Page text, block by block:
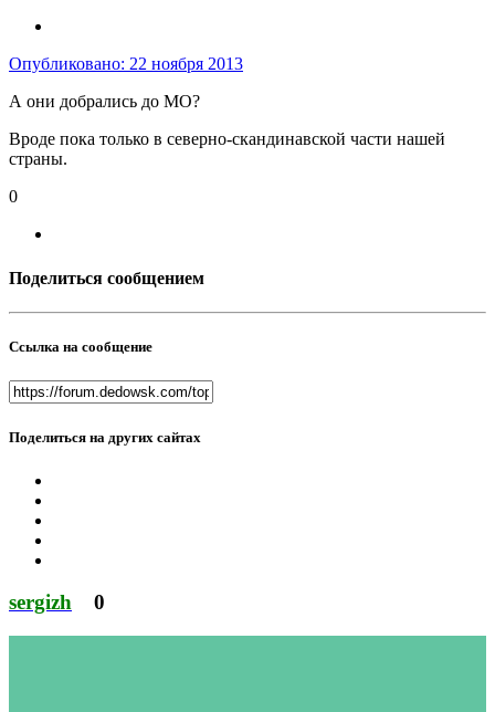
Опубликовано: 22 ноября 2013
А они добрались до МО?
Вроде пока только в северно-скандинавской части нашей
страны.
0
Поделиться сообщением
Ссылка на сообщение
Поделиться на других сайтах
sergizh 0